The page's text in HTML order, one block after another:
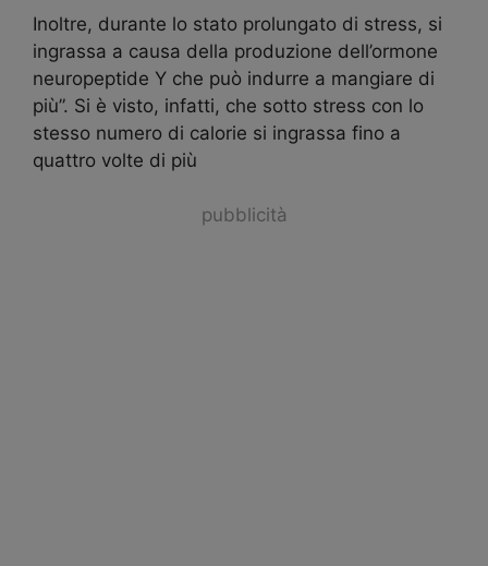
Inoltre, durante lo stato prolungato di stress, si
ingrassa a causa della produzione dell’ormone
neuropeptide Y che può indurre a mangiare di
più”. Si è visto, infatti, che sotto stress con lo
stesso numero di calorie si ingrassa fino a
quattro volte di più
pubblicità